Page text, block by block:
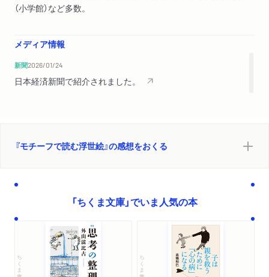
（小学館）など多数。
メディア情報
新聞2026/01/24
日本経済新聞で紹介されました。
『モチーフで読む浮世絵』の感想をおくる
「ちくま文庫」でいま人気の本
ちくま文庫 ちくま文庫